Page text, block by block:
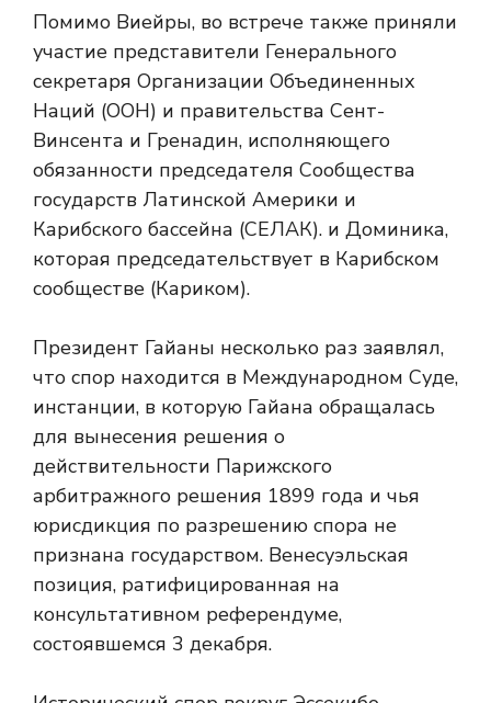
Помимо Виейры, во встрече также приняли
участие представители Генерального
секретаря Организации Объединенных
Наций (ООН) и правительства Сент-
Винсента и Гренадин, исполняющего
обязанности председателя Сообщества
государств Латинской Америки и
Карибского бассейна (СЕЛАК). и Доминика,
которая председательствует в Карибском
сообществе (Кариком).
Президент Гайаны несколько раз заявлял,
что спор находится в Международном Суде,
инстанции, в которую Гайана обращалась
для вынесения решения о
действительности Парижского
арбитражного решения 1899 года и чья
юрисдикция по разрешению спора не
признана государством. Венесуэльская
позиция, ратифицированная на
консультативном референдуме,
состоявшемся 3 декабря.